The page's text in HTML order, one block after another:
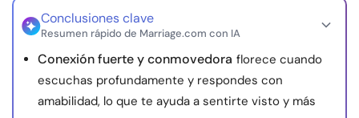
Conclusiones clave
Resumen rápido de Marriage.com con IA
Conexión fuerte y conmovedora florece cuando
escuchas profundamente y respondes con
amabilidad, lo que te ayuda a sentirte visto y más